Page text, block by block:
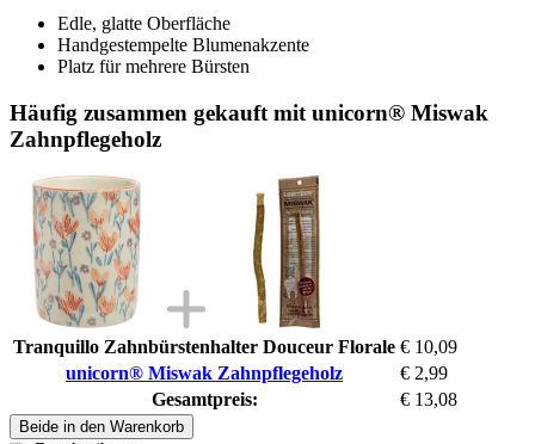
Edle, glatte Oberfläche
Handgestempelte Blumenakzente
Platz für mehrere Bürsten
Häufig zusammen gekauft mit unicorn® Miswak
Zahnpflegeholz
Tranquillo Zahnbürstenhalter Douceur Florale € 10,09
unicorn® Miswak Zahnpflegeholz
€ 2,99
Gesamtpreis:
€ 13,08
Beide in den Warenkorb